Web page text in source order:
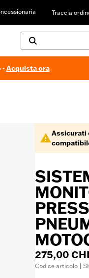
Traccia
-Acquista ora
Assicurati
275,00
Codice articolo |